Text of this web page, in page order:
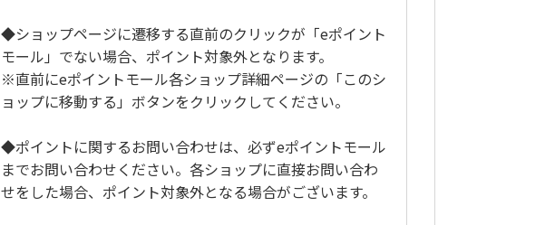
◆ショップページに遷移する直前のクリックが「eポイント
モール」でない場合、ポイント対象外となります。
※直前にeポイントモール各ショップ詳細ページの「このシ
ョップに移動する」ボタンをクリックしてください。
◆ポイントに関するお問い合わせは、必ずeポイントモール
までお問い合わせください。各ショップに直接お問い合わ
せをした場合、ポイント対象外となる場合がございます。